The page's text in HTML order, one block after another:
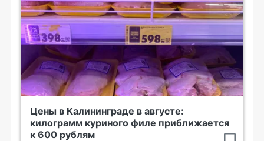
Цены в Калининграде в августе:
килограмм куриного филе приближается
к 600 рублям